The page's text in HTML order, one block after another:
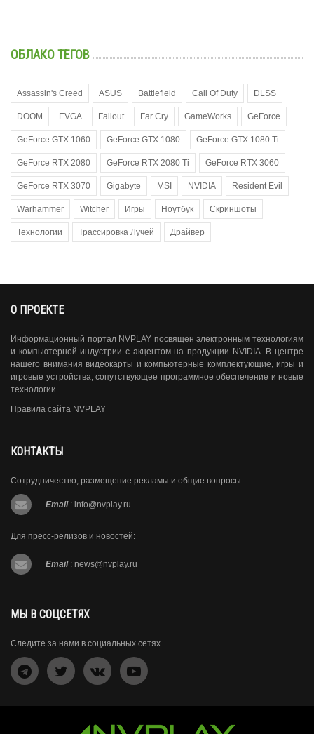
ОБЛАКО ТЕГОВ
Assassin's Creed ASUS Battlefield Call Of Duty DLSS
DOOM EVGA Fallout Far Cry GameWorks GeForce
GeForce GTX 1060 GeForce GTX 1080 GeForce GTX 1080 Ti
GeForce RTX 2080 GeForce RTX 2080 Ti GeForce RTX 3060
GeForce RTX 3070 Gigabyte MSI NVIDIA Resident Evil
Warhammer Witcher Игры Ноутбук Скриншоты
Технологии Трассировка Лучей Драйвер
О ПРОЕКТЕ
Информационный портал NVPLAY посвящен электронным технологиям
и компьютерной индустрии с акцентом на продукции NVIDIA. В центре
нашего внимания видеокарты и компьютерные комплектующие, игры и
игровые устройства, сопутствующее программное обеспечение и новые
технологии.
Правила сайта NVPLAY
КОНТАКТЫ
Сотрудничество, размещение рекламы и общие вопросы:
Email : info@nvplay.ru
Для пресс-релизов и новостей:
Email : news@nvplay.ru
МЫ В СОЦСЕТЯХ
Следите за нами в социальных сетях